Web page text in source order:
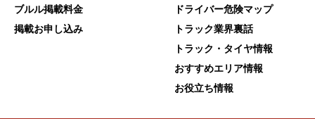
ブルル掲載料金
掲載お申し込み
ドライバー危険マップ
トラック業界裏話
トラック・タイヤ情報
おすすめエリア情報
お役立ち情報